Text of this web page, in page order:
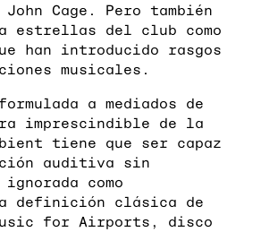
Cage. Pero también
estrellas del club como
han introducido rasgos
musicales.
a mediados de
imprescindible de la
tiene que ser capaz
auditiva sin
como
definición clásica de
for Airports, disco